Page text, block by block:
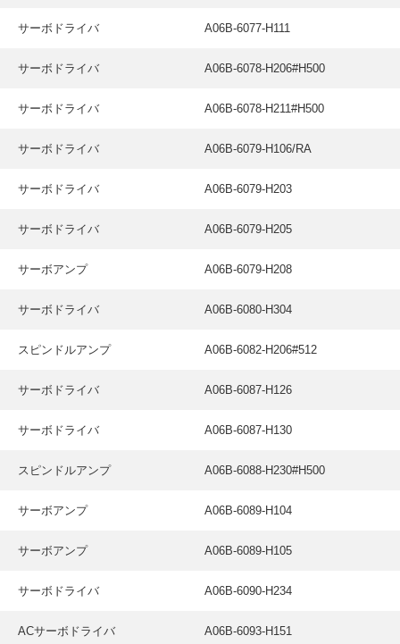
サーボドライバ A06B-6077-H111
サーボドライバ A06B-6078-H206#H500
サーボドライバ A06B-6078-H211#H500
サーボドライバ A06B-6079-H106/RA
サーボドライバ A06B-6079-H203
サーボドライバ A06B-6079-H205
サーボアンプ A06B-6079-H208
サーボドライバ A06B-6080-H304
スピンドルアンプ A06B-6082-H206#512
サーボドライバ A06B-6087-H126
サーボドライバ A06B-6087-H130
スピンドルアンプ A06B-6088-H230#H500
サーボアンプ A06B-6089-H104
サーボアンプ A06B-6089-H105
サーボドライバ A06B-6090-H234
ACサーボドライバ A06B-6093-H151